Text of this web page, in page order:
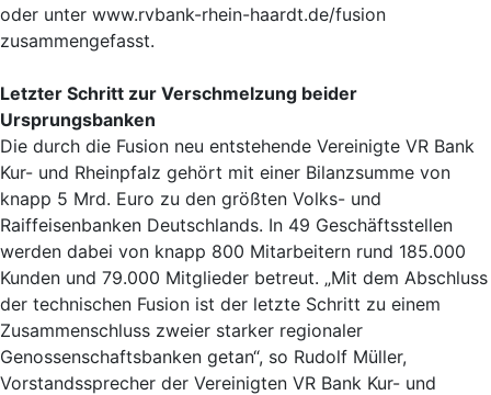
oder unter www.rvbank-rhein-haardt.de/fusion
zusammengefasst.
Letzter Schritt zur Verschmelzung beider
Ursprungsbanken
Die durch die Fusion neu entstehende Vereinigte VR Bank
Kur- und Rheinpfalz gehört mit einer Bilanzsumme von
knapp 5 Mrd. Euro zu den größten Volks- und
Raiffeisenbanken Deutschlands. In 49 Geschäftsstellen
werden dabei von knapp 800 Mitarbeitern rund 185.000
Kunden und 79.000 Mitglieder betreut. „Mit dem Abschluss
der technischen Fusion ist der letzte Schritt zu einem
Zusammenschluss zweier starker regionaler
Genossenschaftsbanken getan“, so Rudolf Müller,
Vorstandssprecher der Vereinigten VR Bank Kur- und